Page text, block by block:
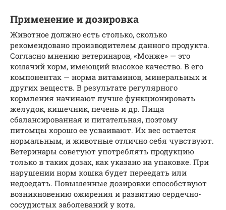
Применение и дозировка
Животное должно есть столько, сколько
рекомендовано производителем данного продукта.
Согласно мнению ветеринаров, «Монже» — это
кошачий корм, имеющий высокое качество. В его
компонентах — норма витаминов, минеральных и
других веществ. В результате регулярного
кормления начинают лучше функционировать
желудок, кишечник, печень и др. Пища
сбалансированная и питательная, поэтому
питомцы хорошо ее усваивают. Их вес остается
нормальным, и животные отлично себя чувствуют.
Ветеринары советуют употреблять продукцию
только в таких дозах, как указано на упаковке. При
нарушении норм кошка будет переедать или
недоедать. Повышенные дозировки способствуют
возникновению ожирения и развитию сердечно-
сосудистых заболеваний у кота.